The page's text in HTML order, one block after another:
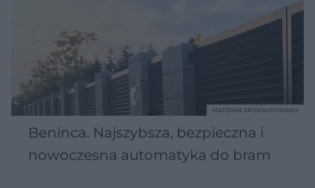
Beninca. Najszybsza, bezpieczna i
nowoczesna automatyka do bram
MATERIAŁ SPONSOROWANY